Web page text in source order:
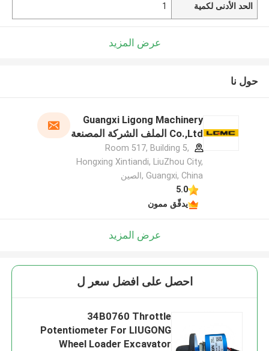
الحد الأدنى لكمية 1
عرض المزيد
حول نا
Guangxi Ligong Machinery
Co.,Ltd الملف الشركة المصنعة
Room 517, Building 5,
Hongxing Xintiandi, LiuZhou City,
Guangxi, China ,الصين
5.0
يدقّق ممون
عرض المزيد
احصل على افضل سعر ل
34B0760 Throttle
Potentiometer For LIUGONG
Wheel Loader Excavator